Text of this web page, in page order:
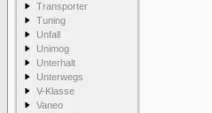
Transporter
Tuning
Unfall
Unimog
Unterhalt
Unterwegs
V-Klasse
Vaneo